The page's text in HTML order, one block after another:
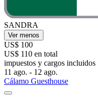
SANDRA
Ver menos
US$ 100
US$ 110 en total
impuestos y cargos incluidos
11 ago. - 12 ago.
Cálamo Guesthouse